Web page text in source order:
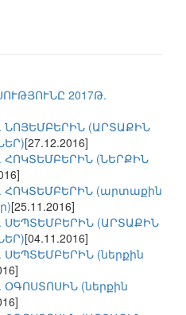
2017Թ.
ՆՈՅԵՄԲԵՐԻՆ (ԱՐՏԱՔԻՆ
[27.12.2016]
ՀՈԿՏԵՄԲԵՐԻՆ (ՆԵՐՔԻՆ
ՀՈԿՏԵՄԲԵՐԻՆ (արտաքին
[25.11.2016]
ՍԵՊՏԵՄԲԵՐԻՆ (ԱՐՏԱՔԻՆ
[04.11.2016]
(ներքին
(ներքին